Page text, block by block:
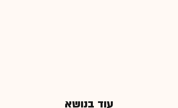
עוד בנושא